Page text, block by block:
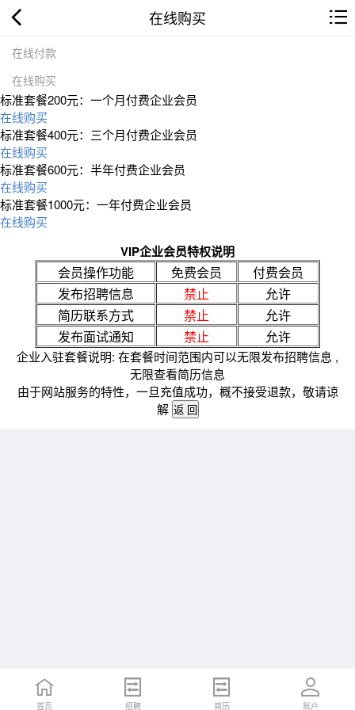
在线购买
在线付款
在线购买
标准套餐200元：一个月付费企业会员
在线购买
标准套餐400元：三个月付费企业会员
在线购买
标准套餐600元：半年付费企业会员
在线购买
标准套餐1000元：一年付费企业会员
在线购买
VIP企业会员特权说明
会员操作功能 免费会员
付费会员
发布招聘信息
禁止
允许
简历联系方式
禁止
允许
发布面试通知
禁止 允许
企业入驻套餐说明: 在套餐时间范围内可以无限发布招聘信息 ,
无限查看简历信息
由于网站服务的特性，一旦充值成功，概不接受退款，敬请谅
解
首页 招聘 简历 账户